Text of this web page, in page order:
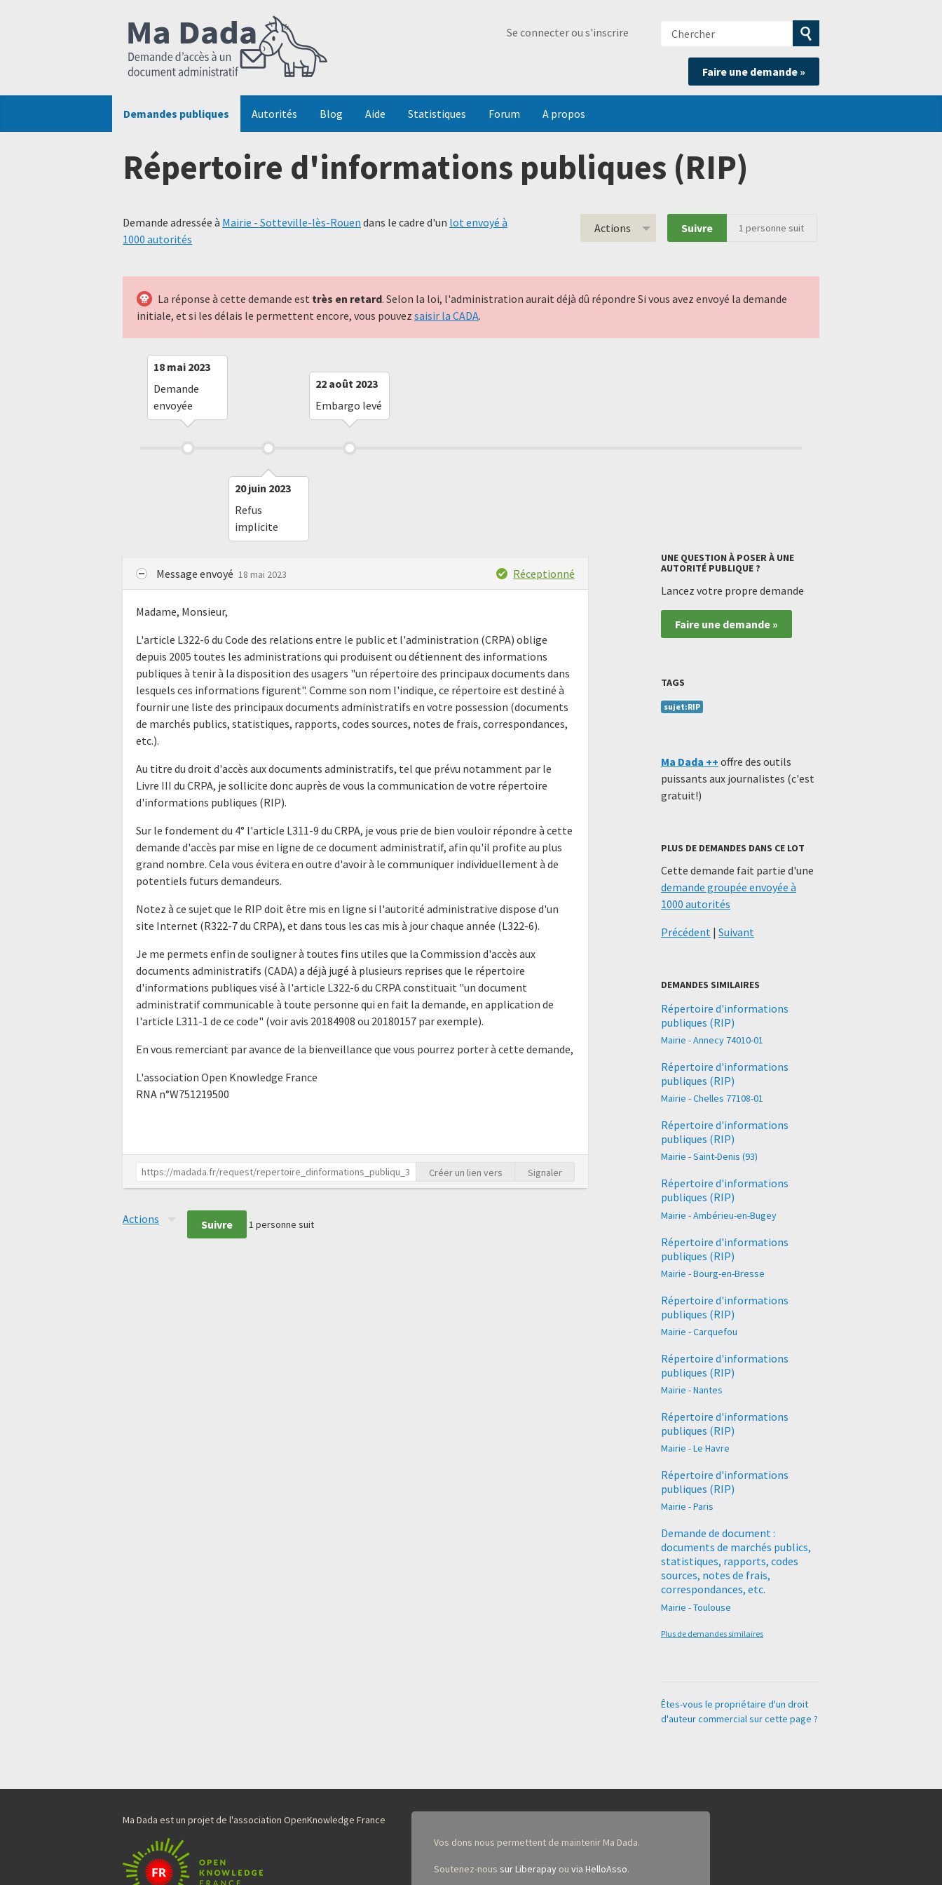
Se connecter ou s'inscrire
Chercher
Soumettre
la
recherche
Faire une demande »
Demandes publiques Autorités Blog Aide Statistiques Forum A propos
Répertoire d'informations publiques (RIP)
Demande adressée à Mairie - Sotteville-lès-Rouen dans le cadre d'un lot envoyé à
1000 autorités
Actions Suivre 1 personne suit
La réponse à cette demande est très en retard. Selon la loi, l'administration aurait déjà dû répondre Si vous avez envoyé la demande
initiale, et si les délais le permettent encore, vous pouvez saisir la CADA.
18 mai 2023
Demande
envoyée
20 juin 2023
Refus
implicite
22 août 2023
Embargo levé
Message envoyé 18 mai 2023 Réceptionné
Madame, Monsieur,
L'article L322-6 du Code des relations entre le public et l'administration (CRPA) oblige
depuis 2005 toutes les administrations qui produisent ou détiennent des informations
publiques à tenir à la disposition des usagers "un répertoire des principaux documents dans
lesquels ces informations figurent". Comme son nom l'indique, ce répertoire est destiné à
fournir une liste des principaux documents administratifs en votre possession (documents
de marchés publics, statistiques, rapports, codes sources, notes de frais, correspondances,
etc.).
Au titre du droit d'accès aux documents administratifs, tel que prévu notamment par le
Livre III du CRPA, je sollicite donc auprès de vous la communication de votre répertoire
d'informations publiques (RIP).
Sur le fondement du 4° l'article L311-9 du CRPA, je vous prie de bien vouloir répondre à cette
demande d'accès par mise en ligne de ce document administratif, afin qu'il profite au plus
grand nombre. Cela vous évitera en outre d'avoir à le communiquer individuellement à de
potentiels futurs demandeurs.
Notez à ce sujet que le RIP doit être mis en ligne si l'autorité administrative dispose d'un
site Internet (R322-7 du CRPA), et dans tous les cas mis à jour chaque année (L322-6).
Je me permets enfin de souligner à toutes fins utiles que la Commission d'accès aux
documents administratifs (CADA) a déjà jugé à plusieurs reprises que le répertoire
d'informations publiques visé à l'article L322-6 du CRPA constituait "un document
administratif communicable à toute personne qui en fait la demande, en application de
l'article L311-1 de ce code" (voir avis 20184908 ou 20180157 par exemple).
En vous remerciant par avance de la bienveillance que vous pourrez porter à cette demande,
L'association Open Knowledge France
RNA n°W751219500
Créer un lien vers Signaler
Actions Suivre 1 personne suit
UNE QUESTION À POSER À UNE
AUTORITÉ PUBLIQUE ?
Lancez votre propre demande
Faire une demande »
TAGS
sujet:RIP
Ma Dada ++ offre des outils
puissants aux journalistes (c'est
gratuit!)
PLUS DE DEMANDES DANS CE LOT
Cette demande fait partie d'une
demande groupée envoyée à
1000 autorités
Précédent | Suivant
DEMANDES SIMILAIRES
Répertoire d'informations
publiques (RIP)
Mairie - Annecy 74010-01
Répertoire d'informations
publiques (RIP)
Mairie - Chelles 77108-01
Répertoire d'informations
publiques (RIP)
Mairie - Saint-Denis (93)
Répertoire d'informations
publiques (RIP)
Mairie - Ambérieu-en-Bugey
Répertoire d'informations
publiques (RIP)
Mairie - Bourg-en-Bresse
Répertoire d'informations
publiques (RIP)
Mairie - Carquefou
Répertoire d'informations
publiques (RIP)
Mairie - Nantes
Répertoire d'informations
publiques (RIP)
Mairie - Le Havre
Répertoire d'informations
publiques (RIP)
Mairie - Paris
Demande de document :
documents de marchés publics,
statistiques, rapports, codes
sources, notes de frais,
correspondances, etc.
Mairie - Toulouse
Plus de demandes similaires
Êtes-vous le propriétaire d'un droit
d'auteur commercial sur cette page ?
Ma Dada est un projet de l'association OpenKnowledge France
Vos dons nous permettent de maintenir Ma Dada.
Soutenez-nous sur Liberapayou via HelloAsso.